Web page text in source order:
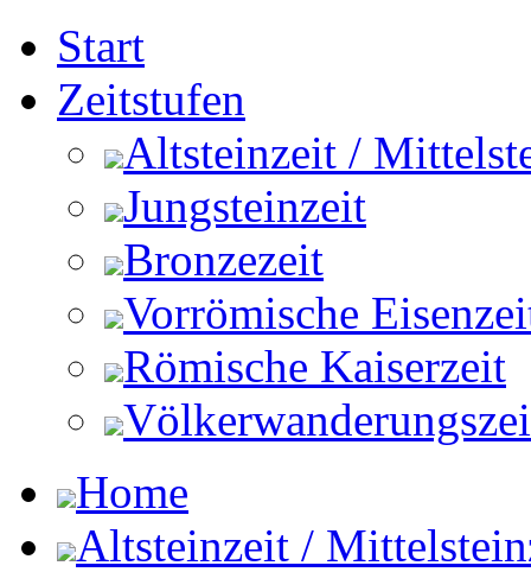
Start
Zeitstufen
Altsteinzeit /
Jungsteinzeit
Bronzezeit
Vorrömische
Römische Kaiserzeit
Home
Altsteinzeit /